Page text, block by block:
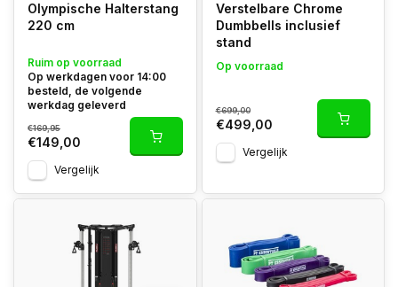
Olympische Halterstang
220 cm
Ruim op voorraad
Op werkdagen voor 14:00
besteld, de volgende
werkdag geleverd
€169,95
€149,00
Vergelijk
Verstelbare Chrome
Dumbbells inclusief
stand
Op voorraad
€699,00
€499,00
Vergelijk